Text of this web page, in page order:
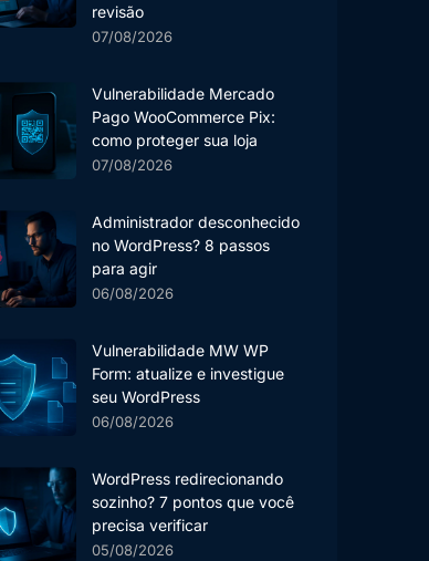
revisão
07/08/2026
Vulnerabilidade Mercado
Pago WooCommerce Pix:
como proteger sua loja
07/08/2026
Administrador desconhecido
no WordPress? 8 passos
para agir
06/08/2026
Vulnerabilidade MW WP
Form: atualize e investigue
seu WordPress
06/08/2026
WordPress redirecionando
sozinho? 7 pontos que você
precisa verificar
05/08/2026